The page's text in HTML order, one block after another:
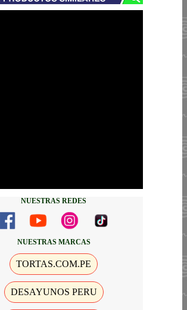
NUESTRAS REDES
NUESTRAS MARCAS
TORTAS.COM.PE
DESAYUNOS PERU